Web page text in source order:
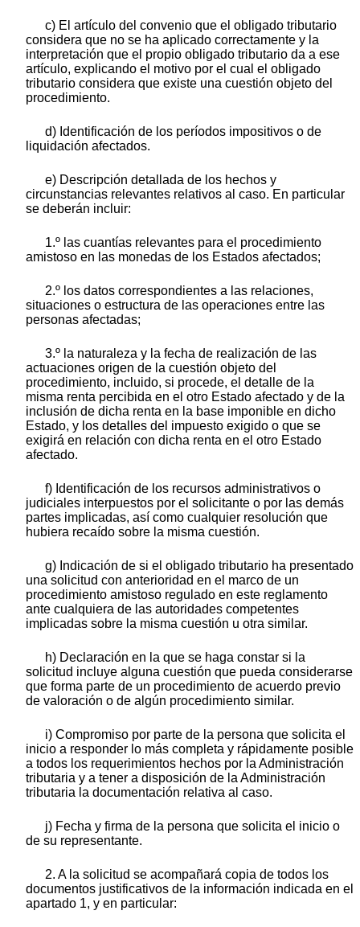
c) El artículo del convenio que el obligado tributario
considera que no se ha aplicado correctamente y la
interpretación que el propio obligado tributario da a ese
artículo, explicando el motivo por el cual el obligado
tributario considera que existe una cuestión objeto del
procedimiento.
d) Identificación de los períodos impositivos o de
liquidación afectados.
e) Descripción detallada de los hechos y
circunstancias relevantes relativos al caso. En particular
se deberán incluir:
1.º las cuantías relevantes para el procedimiento
amistoso en las monedas de los Estados afectados;
2.º los datos correspondientes a las relaciones,
situaciones o estructura de las operaciones entre las
personas afectadas;
3.º la naturaleza y la fecha de realización de las
actuaciones origen de la cuestión objeto del
procedimiento, incluido, si procede, el detalle de la
misma renta percibida en el otro Estado afectado y de la
inclusión de dicha renta en la base imponible en dicho
Estado, y los detalles del impuesto exigido o que se
exigirá en relación con dicha renta en el otro Estado
afectado.
f) Identificación de los recursos administrativos o
judiciales interpuestos por el solicitante o por las demás
partes implicadas, así como cualquier resolución que
hubiera recaído sobre la misma cuestión.
g) Indicación de si el obligado tributario ha presentado
una solicitud con anterioridad en el marco de un
procedimiento amistoso regulado en este reglamento
ante cualquiera de las autoridades competentes
implicadas sobre la misma cuestión u otra similar.
h) Declaración en la que se haga constar si la
solicitud incluye alguna cuestión que pueda considerarse
que forma parte de un procedimiento de acuerdo previo
de valoración o de algún procedimiento similar.
i) Compromiso por parte de la persona que solicita el
inicio a responder lo más completa y rápidamente posible
a todos los requerimientos hechos por la Administración
tributaria y a tener a disposición de la Administración
tributaria la documentación relativa al caso.
j) Fecha y firma de la persona que solicita el inicio o
de su representante.
2. A la solicitud se acompañará copia de todos los
documentos justificativos de la información indicada en el
apartado 1, y en particular: